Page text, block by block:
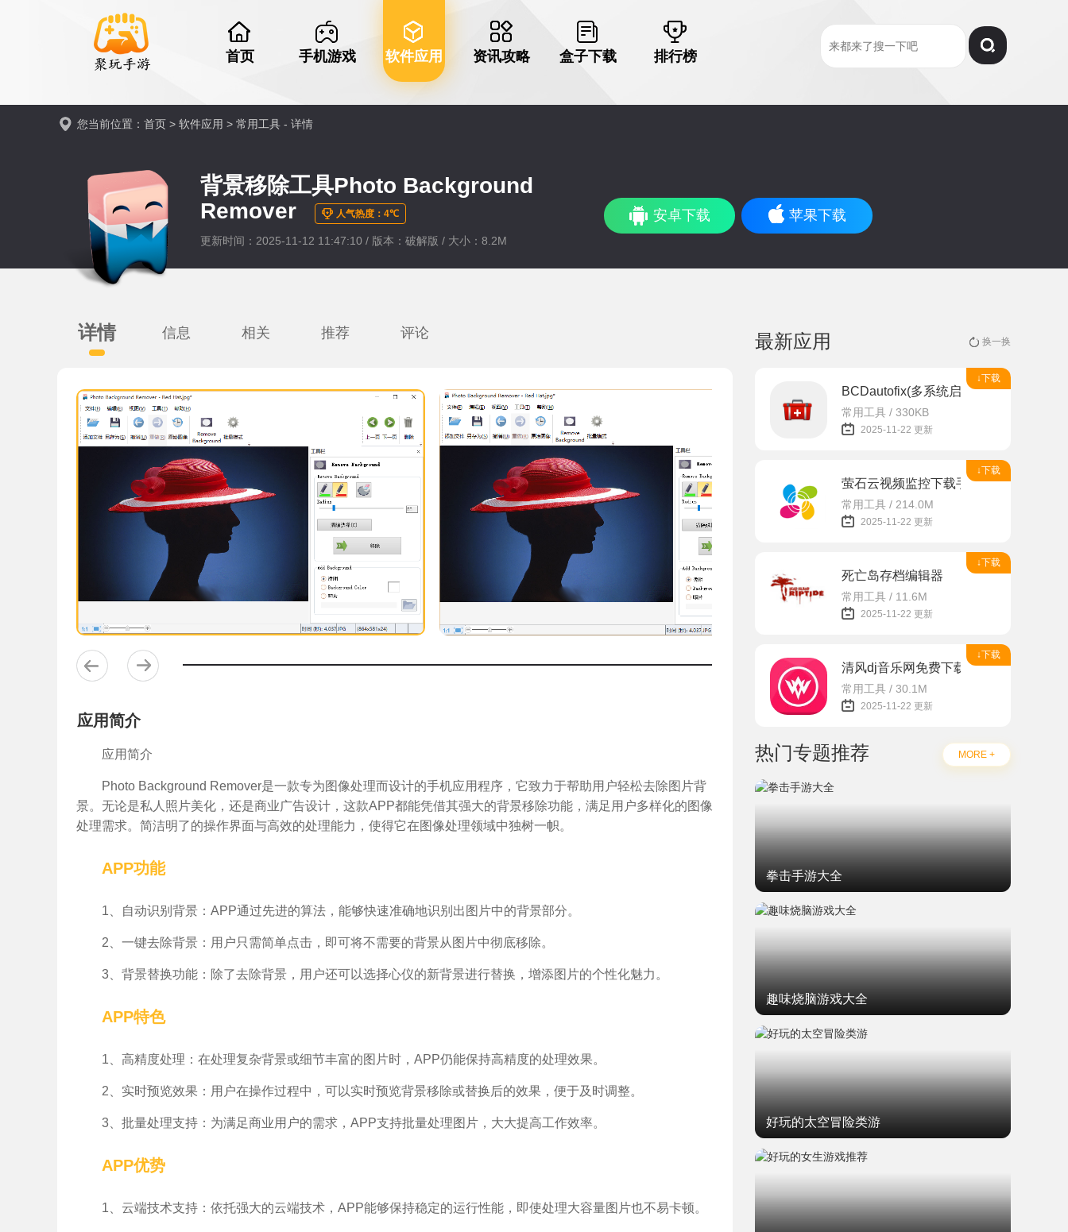
首页 手机游戏 软件应用 资讯攻略 盒子下载 排行榜
您当前位置： 首页 > 软件应用 > 常用工具 - 详情
背景移除工具Photo Background
Remover
人气热度：4℃
更新时间：2025-11-12 11:47:10 / 版本：破解版 / 大小：8.2M
安卓下载 苹果下载
详情 信息 相关 推荐 评论
应用简介
应用简介
Photo Background Remover是一款专为图像处理而设计的手机应用程序，它致力于帮助用户轻松去除图片背
景。无论是私人照片美化，还是商业广告设计，这款APP都能凭借其强大的背景移除功能，满足用户多样化的图像
处理需求。简洁明了的操作界面与高效的处理能力，使得它在图像处理领域中独树一帜。
APP功能
1、自动识别背景：APP通过先进的算法，能够快速准确地识别出图片中的背景部分。
2、一键去除背景：用户只需简单点击，即可将不需要的背景从图片中彻底移除。
3、背景替换功能：除了去除背景，用户还可以选择心仪的新背景进行替换，增添图片的个性化魅力。
APP特色
1、高精度处理：在处理复杂背景或细节丰富的图片时，APP仍能保持高精度的处理效果。
2、实时预览效果：用户在操作过程中，可以实时预览背景移除或替换后的效果，便于及时调整。
3、批量处理支持：为满足商业用户的需求，APP支持批量处理图片，大大提高工作效率。
APP优势
1、云端技术支持：依托强大的云端技术，APP能够保持稳定的运行性能，即使处理大容量图片也不易卡顿。
最新应用 换一换
↓下载
BCDautofix(多系统启动引导修复工具)
常用工具 / 330KB
2025-11-22 更新
↓下载
萤石云视频监控下载手机版app
常用工具 / 214.0M
2025-11-22 更新
↓下载
死亡岛存档编辑器
常用工具 / 11.6M
2025-11-22 更新
↓下载
清风dj音乐网免费下载安装
常用工具 / 30.1M
2025-11-22 更新
热门专题推荐 MORE +
拳击手游大全
趣味烧脑游戏大全
好玩的太空冒险类游